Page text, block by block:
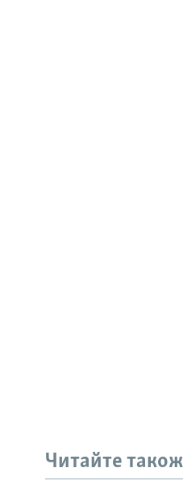
Читайте також